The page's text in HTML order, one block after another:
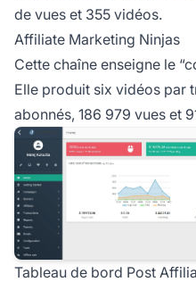
de vues et 355 vidéos.
Affiliate Marketing Ninjas
Cette chaîne enseigne le
Elle produit six vidéos par
abonnés, 186 979 vues et
Tableau de bord Post